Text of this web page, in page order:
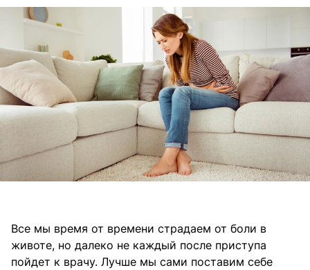
Все мы время от времени страдаем от боли в
животе, но далеко не каждый после приступа
пойдет к врачу. Лучше мы сами поставим себе